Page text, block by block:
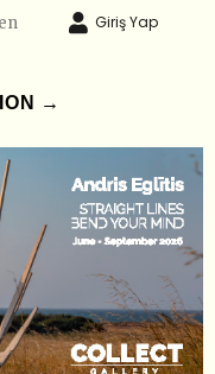
Giriş Yap
→